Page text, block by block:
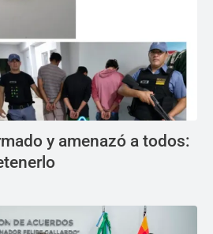
y amenazó a todos: